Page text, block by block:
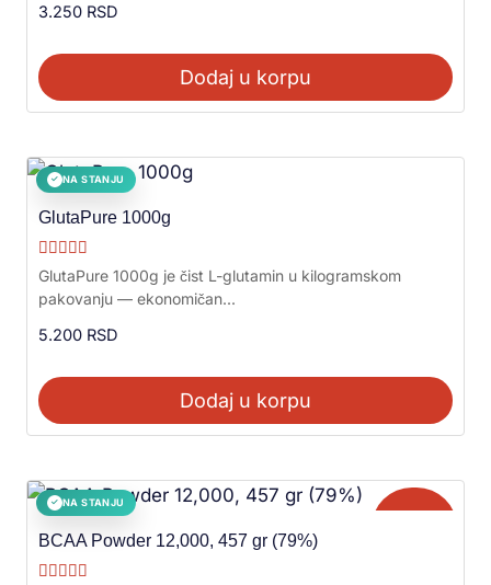
3.250 RSD
Dodaj u korpu
✓ NA STANJU
GlutaPure 1000g
Ocenjeno sa
5.00
od 5
GlutaPure 1000g je čist L-glutamin u kilogramskom
pakovanju — ekonomičan...
5.200 RSD
Dodaj u korpu
✓ NA STANJU
BCAA Powder 12,000, 457 gr (79%)